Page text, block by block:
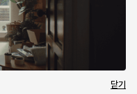
0개 남음
더보기
닫기